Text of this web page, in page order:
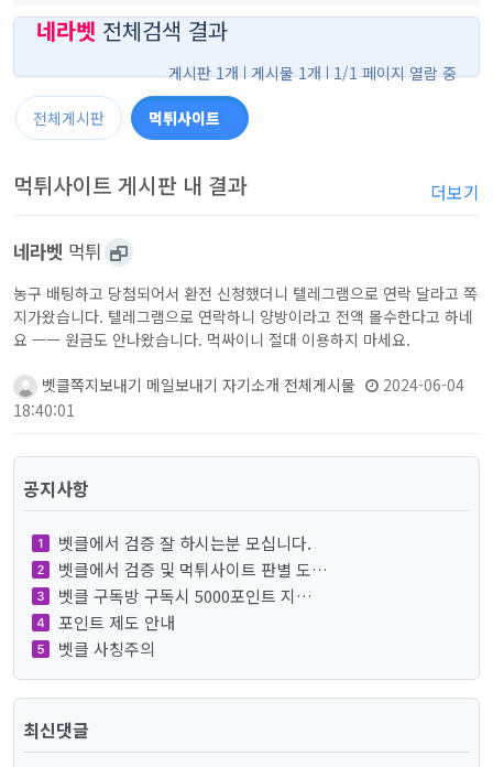
네라벳 전체검색 결과
게시판 1개 게시물 1개 1/1 페이지 열람 중
전체게시판 먹튀사이트 1
먹튀사이트 게시판 내 결과 더보기
네라벳 먹튀
농구 배팅하고 당첨되어서 환전 신청했더니 텔레그램으로 연락 달라고 쪽
지가왔습니다. 텔레그램으로 연락하니 양방이라고 전액 몰수한다고 하네
요 ㅡㅡ 원금도 안나왔습니다. 먹싸이니 절대 이용하지 마세요.
벳클쪽지보내기 메일보내기 자기소개 전체게시물
2024-06-04
18:40:01
공지사항
벳클에서 검증 잘 하시는분 모십니다.
벳클에서 검증 및 먹튀사이트 판별 도…
벳클 구독방 구독시 5000포인트 지…
포인트 제도 안내
벳클 사칭주의
최신댓글